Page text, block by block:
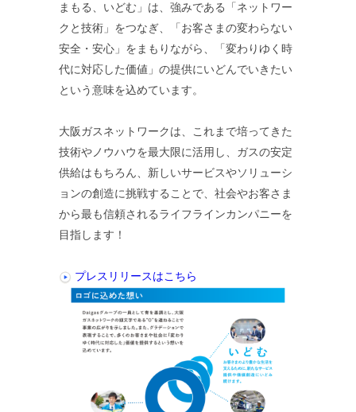
まもる、いどむ」は、強みである「ネットワー
クと技術」をつなぎ、「お客さまの変わらない
安全・安心」をまもりながら、「変わりゆく時
代に対応した価値」の提供にいどんでいきたい
という意味を込めています。
大阪ガスネットワークは、これまで培ってきた
技術やノウハウを最大限に活用し、ガスの安定
供給はもちろん、新しいサービスやソリューシ
ョンの創造に挑戦することで、社会やお客さま
から最も信頼されるライフラインカンパニーを
目指します！
プレスリリースはこちら